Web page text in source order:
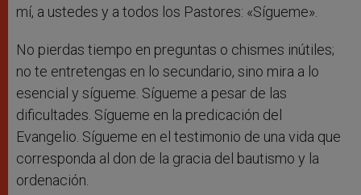
mí, a ustedes y a todos los Pastores: «Sígueme».
No pierdas tiempo en preguntas o chismes inútiles;
no te entretengas en lo secundario, sino mira a lo
esencial y sígueme. Sígueme a pesar de las
dificultades. Sígueme en la predicación del
Evangelio. Sígueme en el testimonio de una vida que
corresponda al don de la gracia del bautismo y la
ordenación.